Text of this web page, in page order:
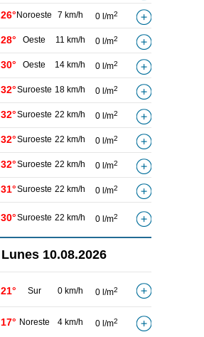
26° Noroeste 7 km/h 0 l/m2
28° Oeste 11 km/h 0 l/m2
30° Oeste 14 km/h 0 l/m2
32°Suroeste 18 km/h 0 l/m2
32°Suroeste 22 km/h 0 l/m2
32°Suroeste 22 km/h 0 l/m2
32°Suroeste 22 km/h 0 l/m2
31°Suroeste 22 km/h 0 l/m2
30°Suroeste 22 km/h 0 l/m2
Lunes 10.08.2026
21° Sur 0 km/h 0 l/m2
17° Noreste 4 km/h 0 l/m2